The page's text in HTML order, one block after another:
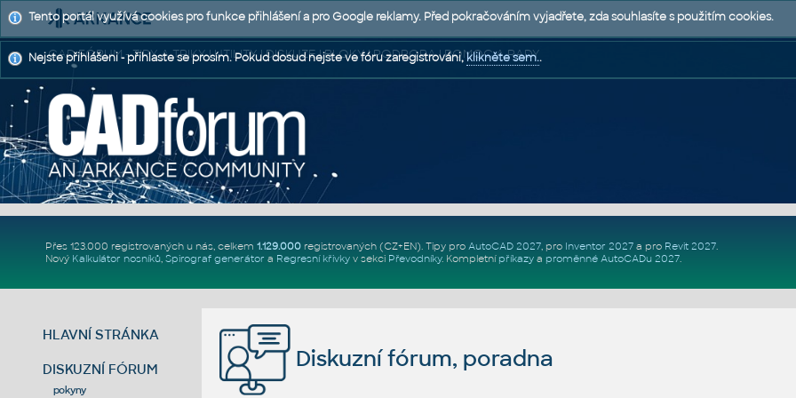
CAD FÓRUM - TIPY A TRIKY | UTILITY | DISKUZE | BLOKY | PODPORA | POMOC A RADY
Přes 123.000 registrovaných u nás, celkem 1.129.000registrovaných (CZ+EN). Tipy pro AutoCAD 2027, pro Inventor 2027a pro Revit 2027.
Nový Kalkulátor nosníků, Spirograf generátor a Regresní křivkyv sekci Převodníky. Kompletní příkazya proměnné AutoCADu 2027.
HLAVNÍ STRÁNKA
DISKUZNÍ FÓRUM
pokyny
Diskuzní fórum, poradna
Tento portál využívá cookies pro funkce přihlášení a pro Google reklamy. Před pokračováním vyjadřete, zda souhlasíte s použitím cookies.
Nejste přihlášeni - přihlaste se prosím. Pokud dosud nejste ve fóru zaregistrováni,klikněte sem..